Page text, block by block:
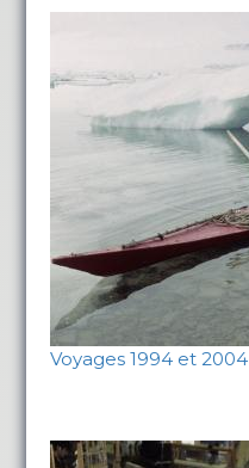
Voyages 1994 et 2004